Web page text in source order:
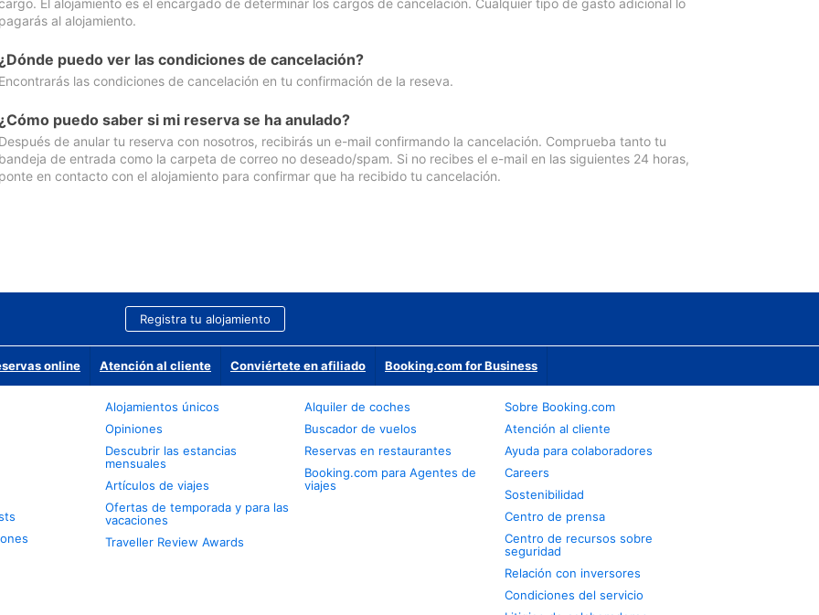
El alojamiento es el encargado de determinar los cargos de cancelación. Cualquier tipo de gasto adicional lo
al alojamiento.
puedo ver las condiciones de cancelación?
las condiciones de cancelación en tu confirmación de la reseva.
puedo saber si mi reserva se ha anulado?
de anular tu reserva con nosotros, recibirás un e-mail confirmando la cancelación. Comprueba tanto tu
de entrada como la carpeta de correo no deseado/spam. Si no recibes el e-mail en las siguientes 24 horas,
en contacto con el alojamiento para confirmar que ha recibido tu cancelación.
Registra tu alojamiento
online Atención al cliente Conviértete en afiliado Booking.com for Business
Alojamientos únicos
Opiniones
Descubrir las estancias
mensuales
Artículos de viajes
Ofertas de temporada y para las
vacaciones
Traveller Review Awards
Alquiler de coches
Buscador de vuelos
Reservas en restaurantes
Booking.com para Agentes de
viajes
Sobre Booking.com
Atención al cliente
Ayuda para colaboradores
Careers
Sostenibilidad
Centro de prensa
Centro de recursos sobre
seguridad
Relación con inversores
Condiciones del servicio